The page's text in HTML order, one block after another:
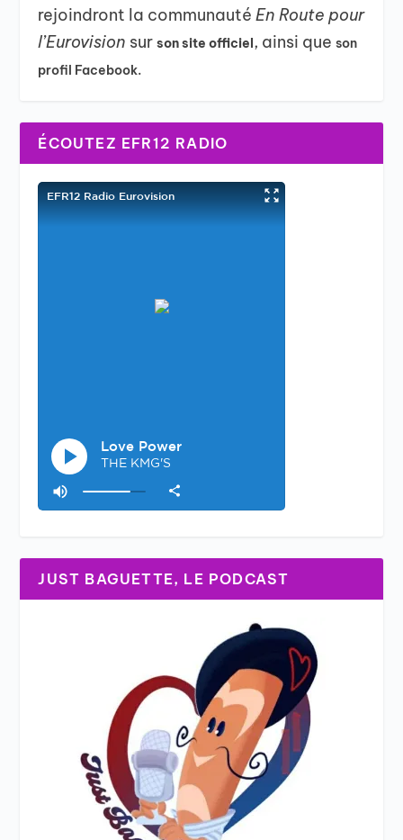
rejoindront la communautéEn Route pour
l’Eurovision surson site officiel , ainsi queson
profil Facebook.
ÉCOUTEZ EFR12 RADIO
JUST BAGUETTE, LE PODCAST